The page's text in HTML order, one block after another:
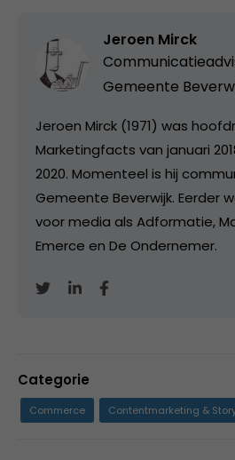
Jeroen Mirck
Gemeente
Jeroen Mirck (1971) was
Marketingfacts van januari
2020. Momenteel is hij
Gemeente Beverwijk. Eerder
voor media als Adformatie,
Emerce en De Ondernemer.
Categorie
Commerce Contentmarketing &